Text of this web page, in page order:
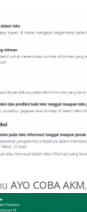
AYO COBA AKM,